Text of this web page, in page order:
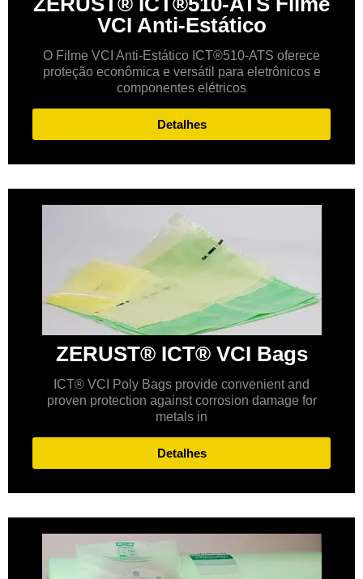
VCI Anti-Estático
O Filme VCI Anti-Estático ICT®510-ATS oferece
proteção econômica e versátil para eletrônicos e
componentes elétricos
Detalhes
ZERUST® ICT® VCI Bags
ICT® VCI Poly Bags provide convenient and
proven protection against corrosion damage for
metals in
Detalhes